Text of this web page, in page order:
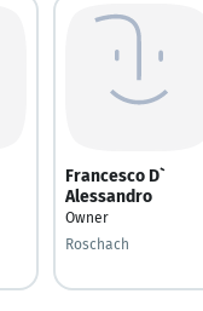
Francesco D`
Alessandro
Owner
Roschach